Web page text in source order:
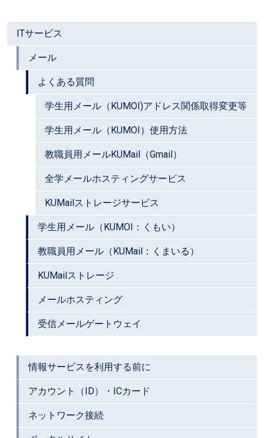
ITサービス
メール
よくある質問
学生用メール（KUMOI)アドレス関係取得変更等
学生用メール（KUMOI）使用方法
教職員用メールKUMail（Gmail）
全学メールホスティングサービス
KUMailストレージサービス
学生用メール（KUMOI：くもい）
教職員用メール（KUMail：くまいる）
KUMailストレージ
メールホスティング
受信メールゲートウェイ
情報サービスを利用する前に
アカウント（ID）・ICカード
ネットワーク接続